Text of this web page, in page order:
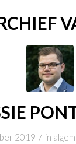
2019 / in